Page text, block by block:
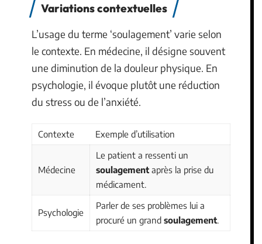
Variations contextuelles
L’usage du terme ‘soulagement’ varie selon
le contexte. En médecine, il désigne souvent
une diminution de la douleur physique. En
psychologie, il évoque plutôt une réduction
du stress ou de l’anxiété.
Contexte Exemple d’utilisation
Médecine
Le patient a ressenti un
soulagement après la prise du
médicament.
Psychologie
Parler de ses problèmes lui a
procuré un grand soulagement.